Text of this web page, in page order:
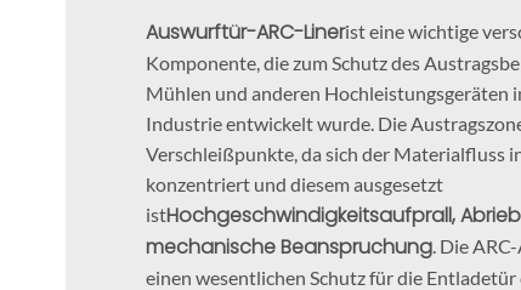
Auswurftür-ARC-Linerist eine wichtige
Komponente, die zum Schutz des
Mühlen und anderen Hochleistungsgeräten
Industrie entwickelt wurde. Die
Verschleißpunkte, da sich der Materialfluss
konzentriert und diesem ausgesetzt
istHochgeschwindigkeitsaufprall,
mechanische Beanspruchung. Die
einen wesentlichen Schutz für die